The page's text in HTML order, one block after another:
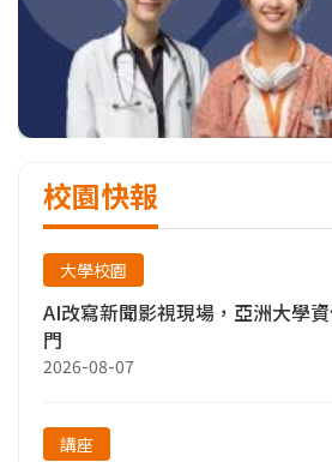
校園快報
大學校園
AI改寫新聞影視現場，亞洲大學
門
2026-08-07
講座